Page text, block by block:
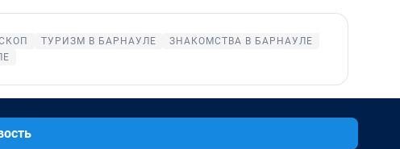
ТУРИЗМ В БАРНАУЛЕ
ЗНАКОМСТВА В БАРНАУЛЕ